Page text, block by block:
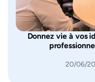
Donnez vie à vos
20/06/